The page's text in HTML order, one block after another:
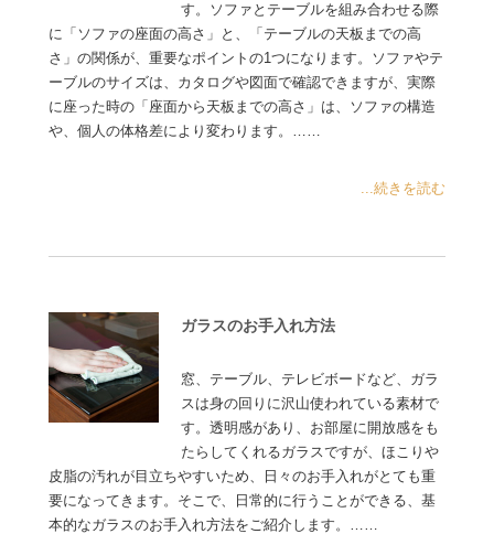
す。ソファとテーブルを組み合わせる際
に「ソファの座面の高さ」と、「テーブルの天板までの高
さ」の関係が、重要なポイントの1つになります。ソファやテ
ーブルのサイズは、カタログや図面で確認できますが、実際
に座った時の「座面から天板までの高さ」は、ソファの構造
や、個人の体格差により変わります。……
...続きを読む
ガラスのお手入れ方法
窓、テーブル、テレビボードなど、ガラ
スは身の回りに沢山使われている素材で
す。透明感があり、お部屋に開放感をも
たらしてくれるガラスですが、ほこりや
皮脂の汚れが目立ちやすいため、日々のお手入れがとても重
要になってきます。そこで、日常的に行うことができる、基
本的なガラスのお手入れ方法をご紹介します。……